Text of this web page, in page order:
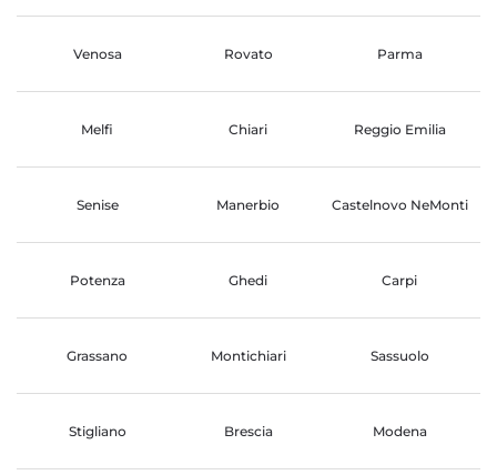
Venosa Rovato Parma
Melfi Chiari Reggio Emilia
Senise Manerbio Castelnovo NeMonti
Potenza Ghedi Carpi
Grassano Montichiari Sassuolo
Stigliano Brescia Modena